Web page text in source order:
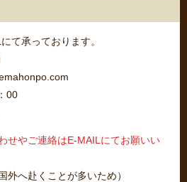
て承っております。
00
せやご連絡はE-MAILにてお願いい
外へ赴くことが多いため）